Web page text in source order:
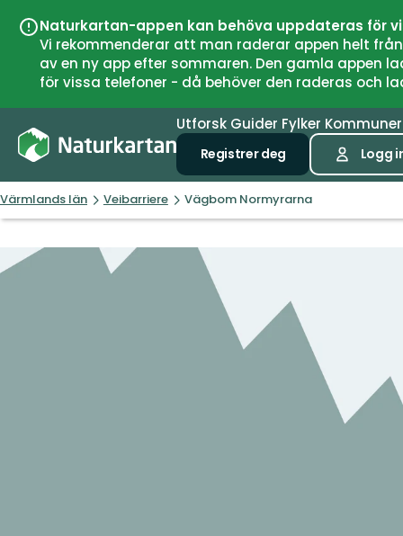
Naturkartan-appen kan behöva uppdateras för
Vi rekommenderar att man raderar appen helt
av en ny app efter sommaren. Den gamla
för vissa telefoner - då behöver den raderas och
Utforsk Guider Fylker Kommuner
Registrer deg Logg
Värmlands län Veibarriere Vägbom Normyrarna